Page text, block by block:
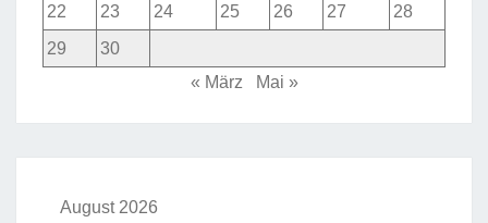
22
23 24 25 26 27
28
29
30
« März
Mai »
August 2026